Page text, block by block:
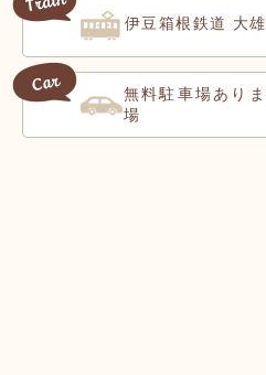
伊豆箱根鉄道 大
無料駐車場 あり
場